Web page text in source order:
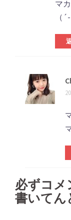
マ
（
コ
メ
必ずコメ
書いて